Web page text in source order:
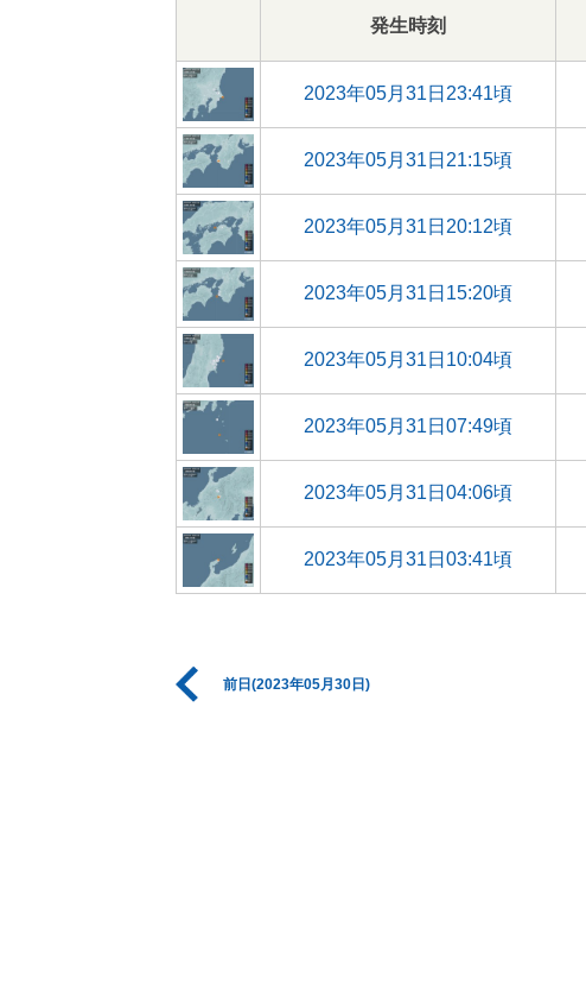
発生時刻
2023年05月31日23:41頃
2023年05月31日21:15頃
2023年05月31日20:12頃
2023年05月31日15:20頃
2023年05月31日10:04頃
2023年05月31日07:49頃
2023年05月31日04:06頃
2023年05月31日03:41頃
前日(2023年05月30日)